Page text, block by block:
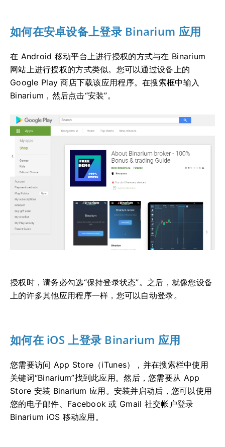
如何在安卓设备上登录 Binarium 应用
在 Android 移动平台上进行授权的方式与在 Binarium
网站上进行授权的方式类似。您可以通过设备上的
Google Play 商店下载该应用程序。在搜索框中输入
Binarium，然后点击“安装”。
授权时，请务必勾选“保持登录状态”。之后，就像您设备
上的许多其他应用程序一样，您可以自动登录。
如何在 iOS 上登录 Binarium 应用
您需要访问 App Store（iTunes），并在搜索栏中使用
关键词“Binarium”找到此应用。然后，您需要从 App
Store 安装 Binarium 应用。安装并启动后，您可以使用
您的电子邮件、Facebook 或 Gmail 社交帐户登录
Binarium iOS 移动应用。